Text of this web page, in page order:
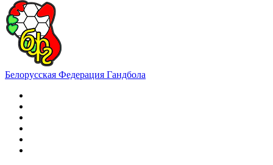
Белорусская Федерация Гандбола